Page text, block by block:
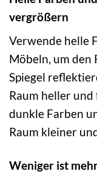
vergrößern
Verwende helle
Möbeln, um den
Spiegel
Raum heller
dunkle Farben
Raum kleiner
Weniger ist